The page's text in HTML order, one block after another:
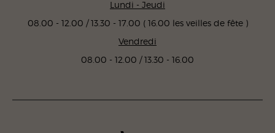
Lundi - Jeudi
08.00 - 12.00 / 13.30 - 17.00 ( 16.00 les veilles de fête )
Vendredi
08.00 - 12.00 / 13.30 - 16.00